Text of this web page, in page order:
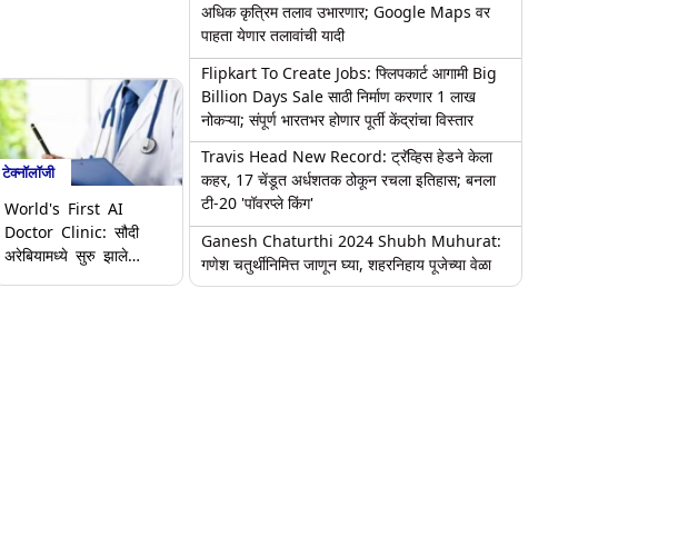
टेक्नॉलॉजी
World's First AI
Doctor Clinic: सौदी
अरेबियामध्ये सुरु झाले
अधिक कृत्रिम तलाव उभारणार; Google Maps वर
पाहता येणार तलावांची यादी
Flipkart To Create Jobs: फ्लिपकार्ट आगामी Big
Billion Days Sale साठी निर्माण करणार 1 लाख
नोकऱ्या; संपूर्ण भारतभर होणार पूर्ती केंद्रांचा विस्तार
Travis Head New Record: ट्रॅव्हिस हेडने केला
कहर, 17 चेंडूत अर्धशतक ठोकून रचला इतिहास; बनला
टी-20 'पॉवरप्ले किंग'
Ganesh Chaturthi 2024 Shubh Muhurat:
गणेश चतुर्थीनिमित्त जाणून घ्या, शहरनिहाय पूजेच्या वेळा